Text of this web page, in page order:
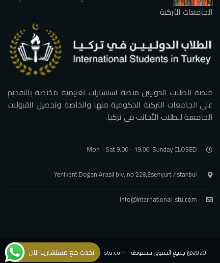
الجامعات التركية
منصة الطلاب الدوليين منصة استشارات تعليمية مختصة بالتقديم
على الجامعات التركية الحكومية منها والخاصة وتحصيل القبولات
الجامعية للطلاب الأجانب في تركيا.
Mon - Sat 9.00 - 19.00. Sunday CLOSED
Yenikent Doğan Arasli blv. no 228,Esenyurt /Istanbul
info@international-stu.com
2020@ جميع الحقوق محفوظة - international-stu.com - شركة الطلاب الدوليين تحدث مع مستشارينا الآن